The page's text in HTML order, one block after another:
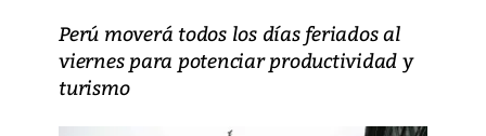
Perú moverá todos los días feriados al
viernes para potenciar productividad y
turismo